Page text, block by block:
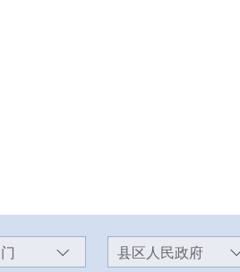
县区人民政府